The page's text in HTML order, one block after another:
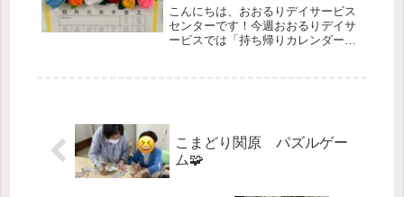
こんにちは、おおるりデイサービス
センターです！今週おおるりデイサ
ービスでは「持ち帰りカレンダー作
こまどり関原 パズルゲー
ム🧩